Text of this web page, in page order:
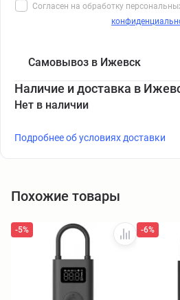
Согласен на обработку
Самовывоз в Ижевск
Наличие и доставка в
Нет в наличии
Подробнее об условиях доставки
Похожие товары
-5% -6%